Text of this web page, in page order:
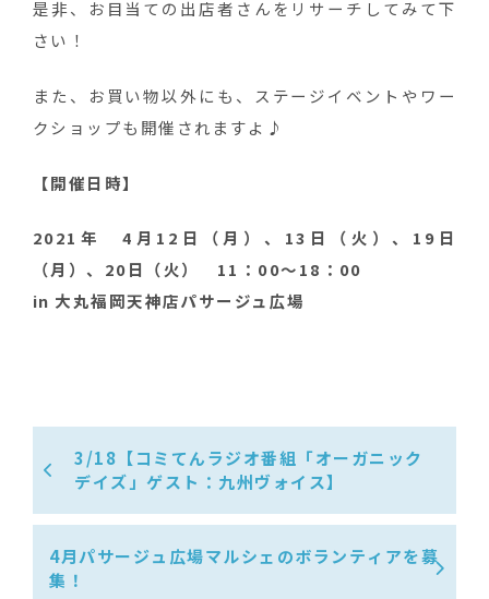
是非、お目当ての出店者さんをリサーチしてみて下
さい！
また、お買い物以外にも、ステージイベントやワー
クショップも開催されますよ♪
【開催日時】
2021年 4月12日（月）、13日（火）、19日
（月）、20日（火） 11：00〜18：00
in 大丸福岡天神店パサージュ広場
3/18【コミてんラジオ番組「オーガニック
デイズ」ゲスト：九州ヴォイス】
4月パサージュ広場マルシェのボランティアを募
集！